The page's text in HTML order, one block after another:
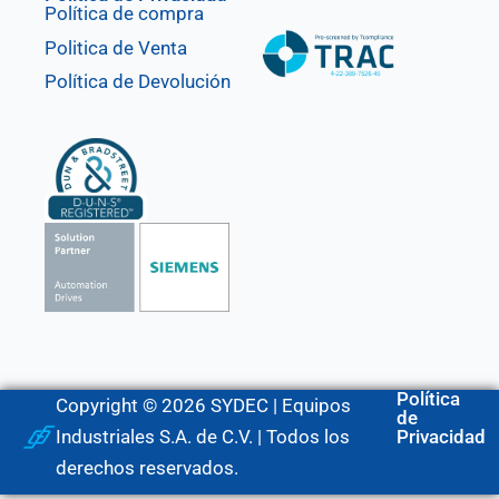
Política de compra
Politica de Venta
Política de Devolución
Copyright © 2026 SYDEC | Equipos
Industriales S.A. de C.V. | Todos los
derechos reservados.
Política
de
Privacidad